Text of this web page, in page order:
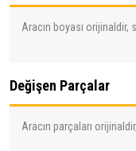
Aracın boyası orijinaldir,
Değişen Parçalar
Aracın parçaları